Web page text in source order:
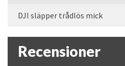
DJI släpper trådlös mick
Recensioner